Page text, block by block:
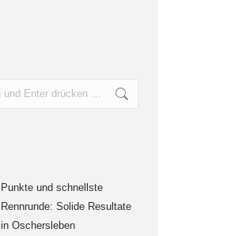
Punkte und schnellste
Rennrunde: Solide Resultate
in Oschersleben